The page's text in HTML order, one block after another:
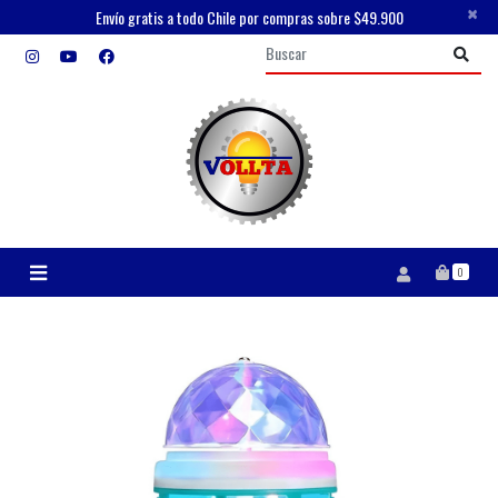
Envío gratis a todo Chile por compras sobre $49.900 ×
0